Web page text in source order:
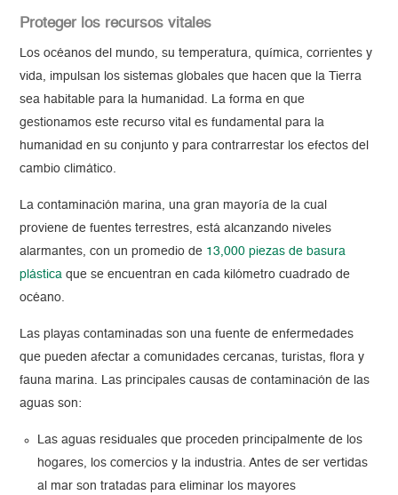
Proteger los recursos vitales
Los océanos del mundo, su temperatura, química, corrientes y
vida, impulsan los sistemas globales que hacen que la Tierra
sea habitable para la humanidad. La forma en que
gestionamos este recurso vital es fundamental para la
humanidad en su conjunto y para contrarrestar los efectos del
cambio climático.
La contaminación marina, una gran mayoría de la cual
proviene de fuentes terrestres, está alcanzando niveles
alarmantes, con un promedio de 13,000 piezas de basura
plástica que se encuentran en cada kilómetro cuadrado de
océano.
Las playas contaminadas son una fuente de enfermedades
que pueden afectar a comunidades cercanas, turistas, flora y
fauna marina. Las principales causas de contaminación de las
aguas son:
Las aguas residuales que proceden principalmente de los
hogares, los comercios y la industria. Antes de ser vertidas
al mar son tratadas para eliminar los mayores